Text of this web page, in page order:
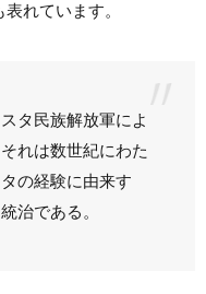
れています。
タ民族解放軍によ
れは数世紀にわた
の経験に由来す
治である。